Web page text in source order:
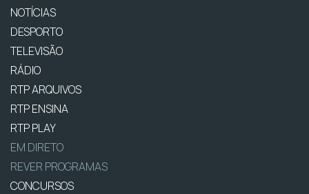
NOTÍCIAS
DESPORTO
TELEVISÃO
RÁDIO
RTP ARQUIVOS
RTP ENSINA
RTP PLAY
EM DIRETO
REVER PROGRAMAS
CONCURSOS